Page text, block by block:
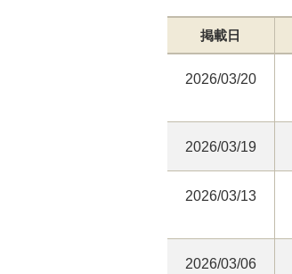
掲載日
2026/03/20
2026/03/19
2026/03/13
2026/03/06